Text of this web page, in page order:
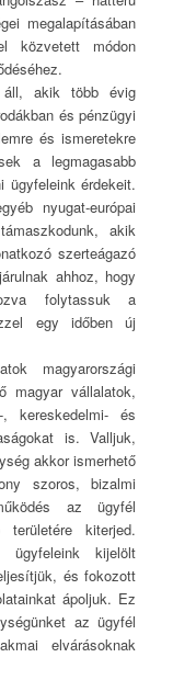
megalapításában
közvetett módon
áll, akik több évig
és pénzügyi
és ismeretekre
a legmagasabb
ügyfeleink érdekeit.
nyugat-európai
akik
szerteágazó
ahhoz, hogy
folytassuk a
egy időben új
magyarországi
magyar vállalatok,
, kereskedelmi- és
is. Valljuk,
akkor ismerhető
szoros, bizalmi
az ügyfél
területére kiterjed.
ügyfeleink kijelölt
és fokozott
ápoljuk. Ez
az ügyfél
elvárásoknak